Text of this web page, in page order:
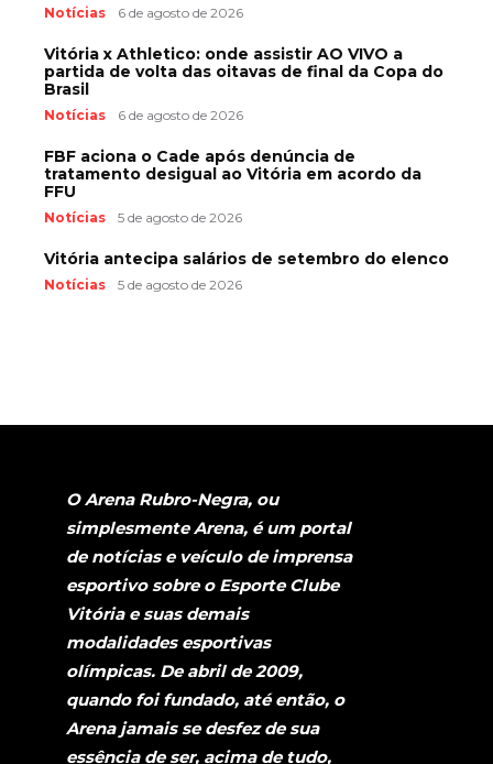
Notícias 6 de agosto de 2026
Vitória x Athletico: onde assistir AO VIVO a
partida de volta das oitavas de final da Copa do
Brasil
Notícias 6 de agosto de 2026
FBF aciona o Cade após denúncia de
tratamento desigual ao Vitória em acordo da
FFU
Notícias 5 de agosto de 2026
Vitória antecipa salários de setembro do elenco
Notícias 5 de agosto de 2026
O Arena Rubro-Negra, ou
simplesmente Arena, é um portal
de notícias e veículo de imprensa
esportivo sobre o Esporte Clube
Vitória e suas demais
modalidades esportivas
olímpicas. De abril de 2009,
quando foi fundado, até então, o
Arena jamais se desfez de sua
essência de ser, acima de tudo,